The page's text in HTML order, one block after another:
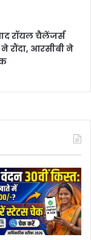
रॉयल चैलेंजर्स
रौंदा, आरसीबी ने